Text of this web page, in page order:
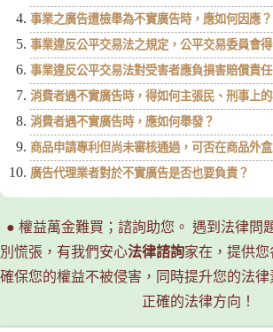
事業之廣告遭檢舉為不實廣告時，應如何因應？
事業違反公平交易法之規定，公平交易委員會
事業違反公平交易法對受害者應負損害賠償責
消費者遇不實廣告時，得如何主張民、刑事上
消費者遇不實廣告時，應如何舉發？
商品申請專利但尚未審核通過，可否在商品外
廣告代理業者對於不實廣告是否也要負責？
● 權益萬金難買；諮詢助您。 遇到法律問
別慌張，有我們安心法律諮詢家在，提供您
確保您的權益不被侵害，同時提升您的法
正確的法律方向！